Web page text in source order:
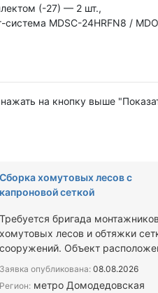
(-27) — 2 шт.,
MDSC-24HRFN8 /
на кнопку выше
Сборка хомутовых лесов с
капроновой сеткой
Требуется бригада
хомутовых лесов и обтяжки
сооружений. Объект
Заявка опубликована: 08.08.2026
Регион: метро Домодедовская